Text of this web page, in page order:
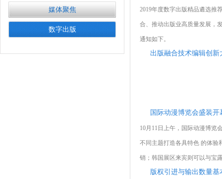
媒体聚焦
数字出版
2019年度数字出版精品遴选推
合、推动出版业高质量发展，
通知如下。
出版融合技术编辑创新
国际动漫博览会盛装开
10月11日上午，国际动漫博览
不同主题打造各具特色 的体验
销；韩国展区来宾则可以与宝
版权引进与输出数量基